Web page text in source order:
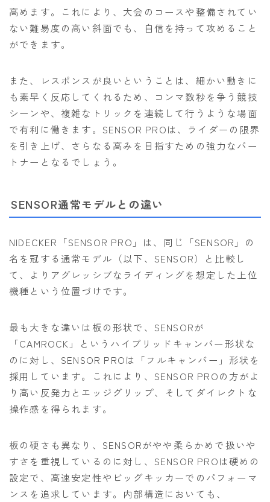
高めます。これにより、大会のコースや整備されてい
ない難易度の高い斜面でも、自信を持って攻めること
ができます。
また、レスポンスが良いということは、細かい動きに
も素早く反応してくれるため、コンマ数秒を争う競技
シーンや、複雑なトリックを連続して行うような場面
で有利に働きます。SENSOR PROは、ライダーの限界
を引き上げ、さらなる高みを目指すための強力なパー
トナーとなるでしょう。
SENSOR通常モデルとの違い
NIDECKER「SENSOR PRO」は、同じ「SENSOR」の
名を冠する通常モデル（以下、SENSOR）と比較し
て、よりアグレッシブなライディングを想定した上位
機種という位置づけです。
最も大きな違いは板の形状で、SENSORが
「CAMROCK」というハイブリッドキャンバー形状な
のに対し、SENSOR PROは「フルキャンバー」形状を
採用しています。これにより、SENSOR PROの方がよ
り高い反発力とエッジグリップ、そしてダイレクトな
操作感を得られます。
板の硬さも異なり、SENSORがやや柔らかめで扱いや
すさを重視しているのに対し、SENSOR PROは硬めの
設定で、高速安定性やビッグキッカーでのパフォーマ
ンスを追求しています。内部構造においても、